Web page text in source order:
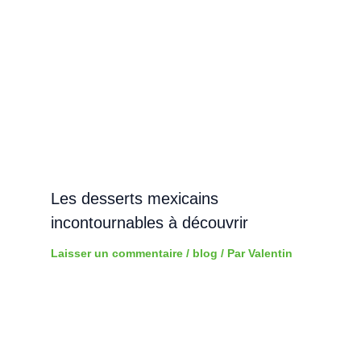
Les desserts mexicains
incontournables à découvrir
Laisser un commentaire / blog / ParValentin